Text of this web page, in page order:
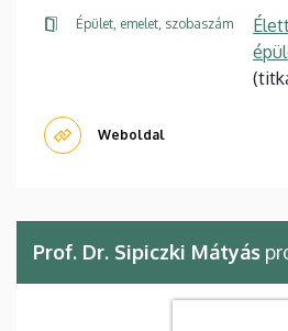
Épület, emelet, szobaszám
Weboldal
Prof. Dr. Sipiczki Mátyás